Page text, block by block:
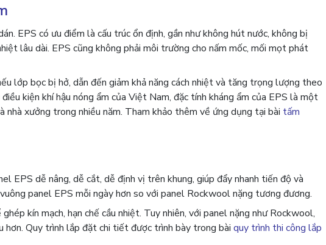
EPS có ưu điểm là cấu trúc ổn định, gần như không hút nước, không bị
lâu dài. EPS cũng không phải môi trường cho nấm mốc, mối mọt phát
lớp bọc bị hở, dẫn đến giảm khả năng cách nhiệt và tăng trọng lượng theo
kiện khí hậu nóng ẩm của Việt Nam, đặc tính kháng ẩm của EPS là một
xưởng trong nhiều năm. Tham khảo thêm về ứng dụng tại bài tấm
EPS dễ nâng, dễ cắt, dễ định vị trên khung, giúp đẩy nhanh tiến độ và
panel EPS mỗi ngày hơn so với panel Rockwool nặng tương đương.
kín mạch, hạn chế cầu nhiệt. Tuy nhiên, với panel nặng như Rockwool,
hơn. Quy trình lắp đặt chi tiết được trình bày trong bài quy trình thi công lắp